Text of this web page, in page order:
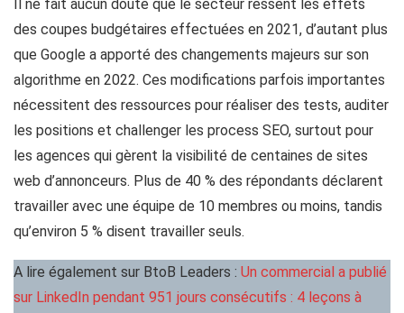
Il ne fait aucun doute que le secteur ressent les effets
des coupes budgétaires effectuées en 2021, d’autant plus
que Google a apporté des changements majeurs sur son
algorithme en 2022. Ces modifications parfois importantes
nécessitent des ressources pour réaliser des tests, auditer
les positions et challenger les process SEO, surtout pour
les agences qui gèrent la visibilité de centaines de sites
web d’annonceurs. Plus de 40 % des répondants déclarent
travailler avec une équipe de 10 membres ou moins, tandis
qu’environ 5 % disent travailler seuls.
A lire également sur BtoB Leaders : Un commercial a publié
sur LinkedIn pendant 951 jours consécutifs : 4 leçons à